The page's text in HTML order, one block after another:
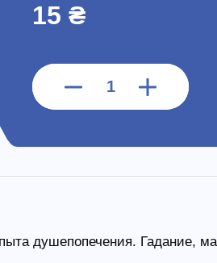
15 ₴
душепопечения. Гадание,